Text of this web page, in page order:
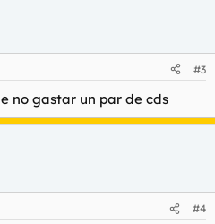
#3
no gastar un par de cds
#4